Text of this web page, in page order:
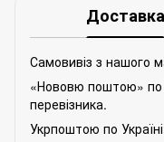
Доставка
Самовивіз з нашого
«Нововю поштою» по
перевізника.
Укрпоштою по